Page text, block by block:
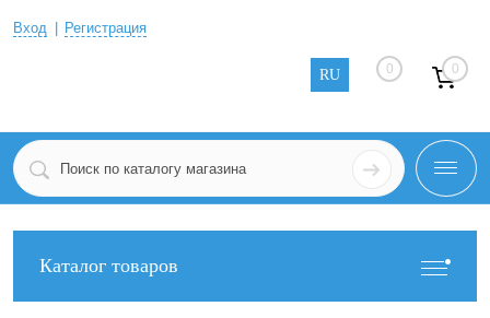
Вход Регистрация
RU 0 0
Каталог товаров